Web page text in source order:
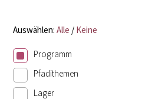
Auswählen:Alle / Keine
Programm
Pfadithemen
Lager